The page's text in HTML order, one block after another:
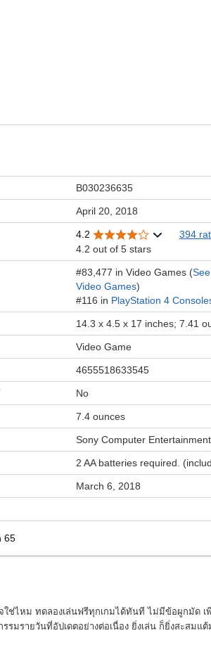
B030236635
April 20, 2018
4.2
394
4.2 out of 5 stars
#83,477 in Video Games (
Video Games)
#116 in PlayStation 4
14.3 x 4.5 x 17 inches; 7.41
Video Game
4655518633545
No
7.4 ounces
Sony Computer Entertainment
2 AA batteries required.
March 6, 2018
65
ใช่ไหม ทดลองเล่นฟรีทุกเกมได้ทันที ไม่มีข้อผูกมัด
มรายวันที่อัปเดตอย่างต่อเนื่อง ยิ่งเล่น ก็ยิ่งสะสมแต้